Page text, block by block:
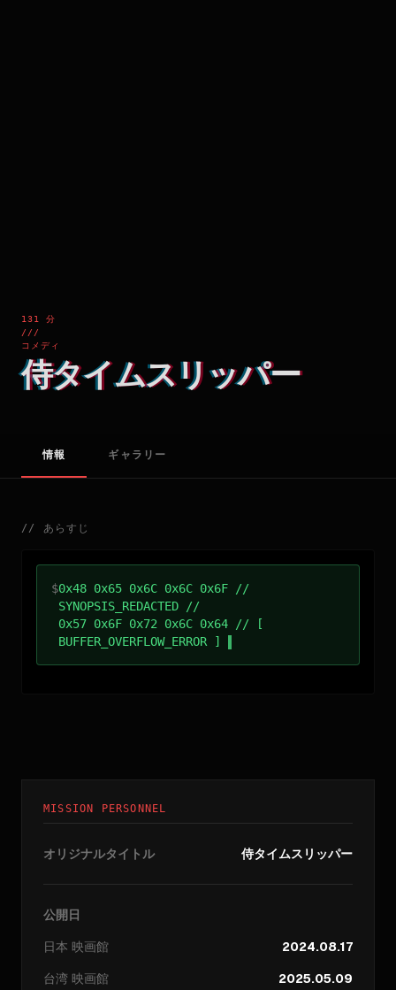
131 分
///
コメディ
侍タイムスリッパー
情報 ギャラリー
// あらすじ
$0x48 0x65 0x6C 0x6C 0x6F //
SYNOPSIS_REDACTED //
0x57 0x6F 0x72 0x6C 0x64 // [
BUFFER_OVERFLOW_ERROR ]
MISSION PERSONNEL
オリジナルタイトル 侍タイムスリッパー
公開日
日本 映画館
2024.08.17
台湾 映画館
2025.05.09